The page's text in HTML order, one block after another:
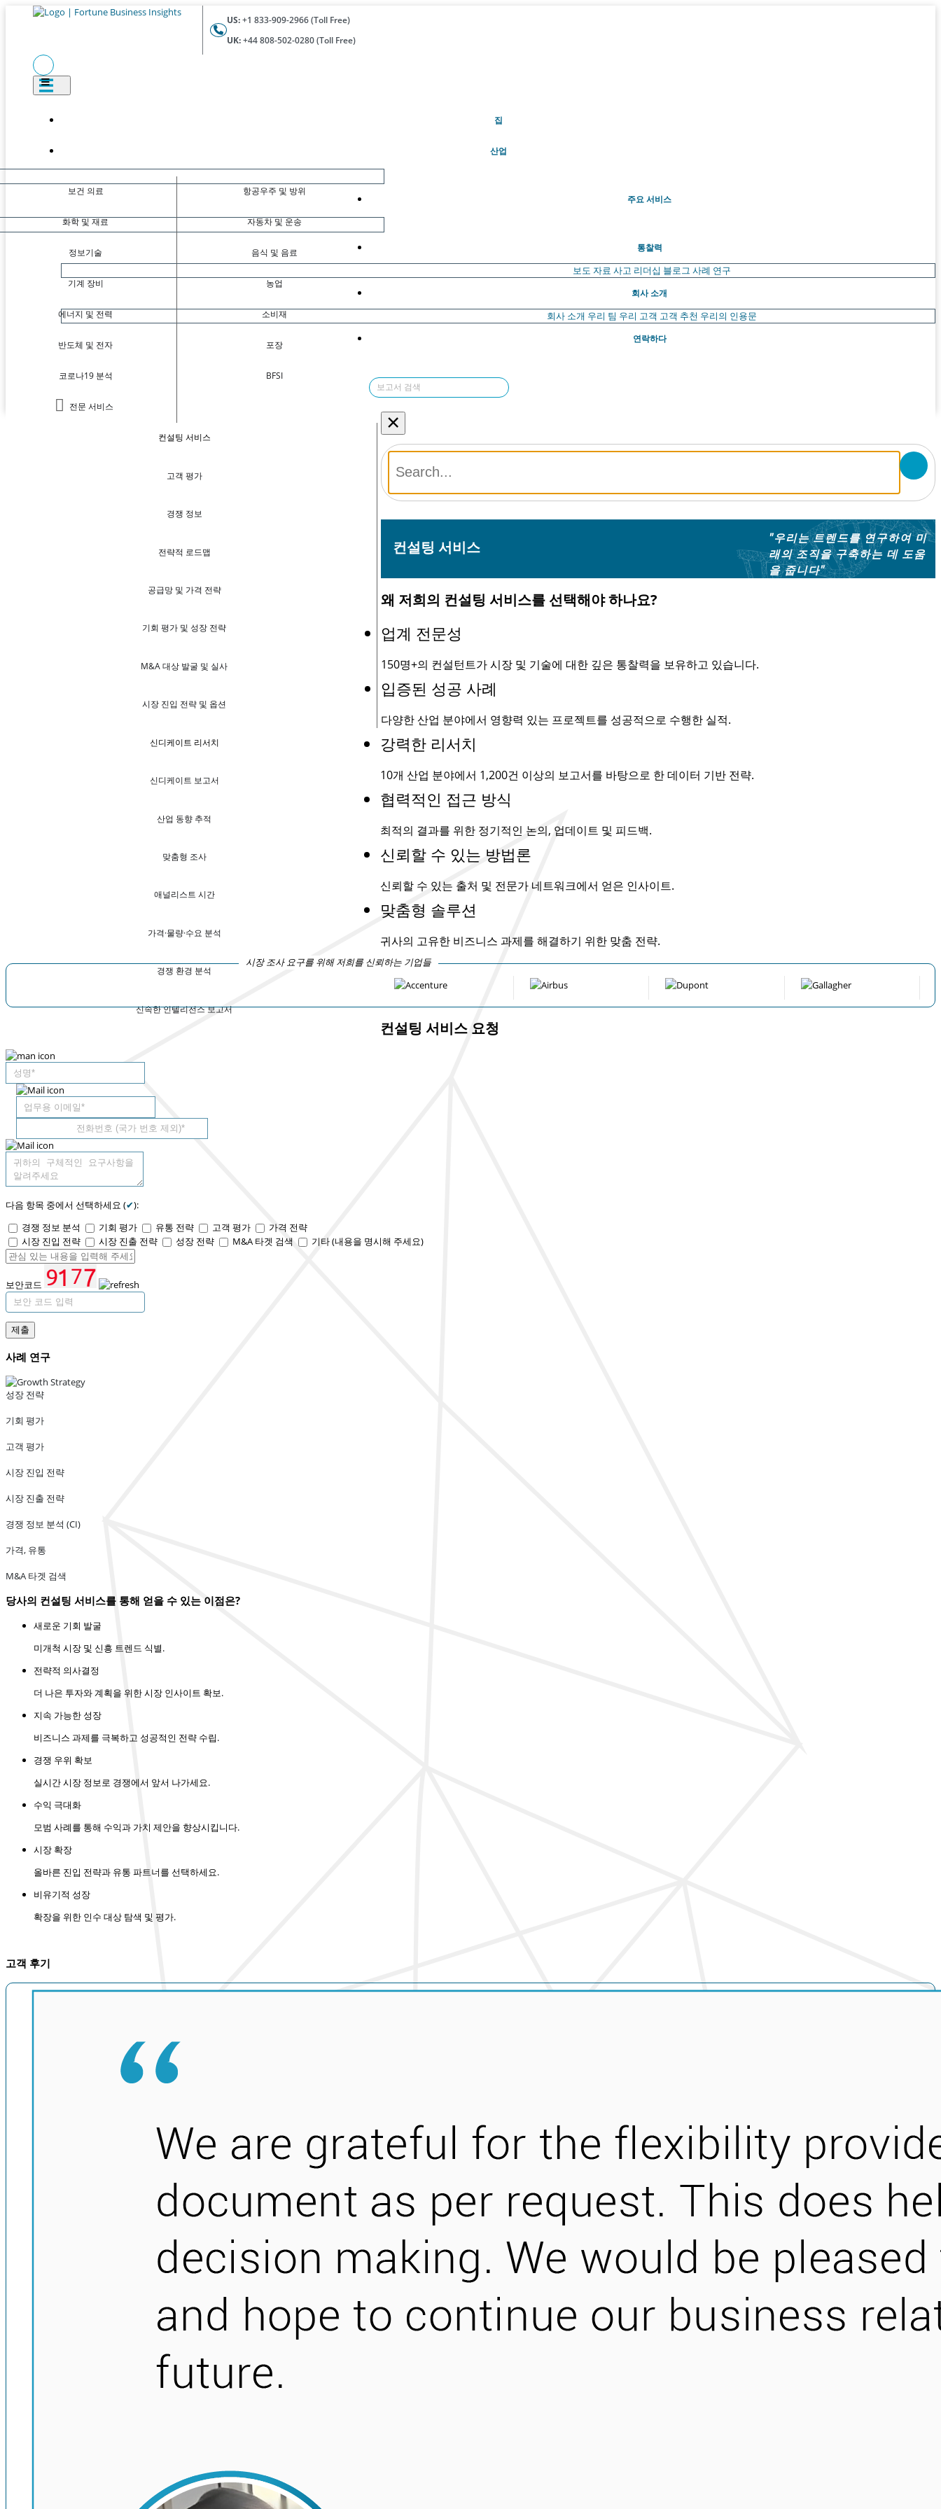
US:+1 833-909-2966 (Toll Free)
UK:+44 808-502-0280 (Toll Free)
집(현재의)
산업
보건 의료
화학 및 재료
정보기술
기계 장비
에너지 및 전력
반도체 및 전자
코로나19 분석
전문 서비스
항공우주 및 방위
자동차 및 운송
음식 및 음료
농업
소비재
포장
BFSI
주요 서비스
컨설팅 서비스
고객 평가
경쟁 정보
전략적 로드맵
공급망 및 가격 전략
기회 평가 및 성장 전략
M&A 대상 발굴 및 실사
시장 진입 전략 및 옵션
신디케이트 리서치
신디케이트 보고서
산업 동향 추적
맞춤형 조사
애널리스트 시간
가격·물량·수요 분석
경쟁 환경 분석
신속한 인텔리전스 보고서
통찰력
보도 자료 사고 리더십 블로그 사례 연구
회사 소개
회사 소개 우리 팀 우리 고객 고객 추천 우리의 인용문
연락하다
×
컨설팅 서비스
"우리는 트렌드를 연구하여 미
래의 조직을 구축하는 데 도움
을 줍니다"
왜 저희의 컨설팅 서비스를 선택해야 하나요?
업계 전문성
150명+의 컨설턴트가 시장 및 기술에 대한 깊은 통찰력을 보유하고 있습니다.
입증된 성공 사례
다양한 산업 분야에서 영향력 있는 프로젝트를 성공적으로 수행한 실적.
강력한 리서치
10개 산업 분야에서 1,200건 이상의 보고서를 바탕으로 한 데이터 기반 전략.
협력적인 접근 방식
최적의 결과를 위한 정기적인 논의, 업데이트 및 피드백.
신뢰할 수 있는 방법론
신뢰할 수 있는 출처 및 전문가 네트워크에서 얻은 인사이트.
맞춤형 솔루션
귀사의 고유한 비즈니스 과제를 해결하기 위한 맞춤 전략.
시장 조사 요구를 위해 저희를 신뢰하는 기업들
컨설팅 서비스 요청
다음 항목 중에서 선택하세요 (✔):
경쟁 정보 분석
기회 평가 유통 전략 고객 평가
가격 전략
시장 진입 전략
시장 진출 전략 성장 전략 M&A 타겟 검색 기타 (내용을 명시해 주세요)
보안코드
제출
사례 연구
성장 전략
기회 평가
고객 평가
시장 진입 전략
시장 진출 전략
경쟁 정보 분석 (CI)
가격, 유통
M&A 타겟 검색
당사의 컨설팅 서비스를 통해 얻을 수 있는 이점은?
새로운 기회 발굴
미개척 시장 및 신흥 트렌드 식별.
전략적 의사결정
더 나은 투자와 계획을 위한 시장 인사이트 확보.
지속 가능한 성장
비즈니스 과제를 극복하고 성공적인 전략 수립.
경쟁 우위 확보
실시간 시장 정보로 경쟁에서 앞서 나가세요.
수익 극대화
모범 사례를 통해 수익과 가치 제안을 향상시킵니다.
시장 확장
올바른 진입 전략과 유통 파트너를 선택하세요.
비유기적 성장
확장을 위한 인수 대상 탐색 및 평가.
고객 후기